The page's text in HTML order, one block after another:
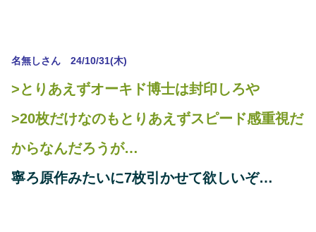
名無しさん 24/10/31(木)
>とりあえずオーキド博士は封印しろや
>20枚だけなのもとりあえずスピード感重視だ
からなんだろうが…
寧ろ原作みたいに7枚引かせて欲しいぞ…